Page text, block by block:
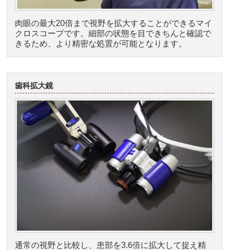
肉眼の最大20倍まで視野を拡大することができるマイ
クロスコープです。細部の状態を目できちんと確認で
きるため、より精密な処置が可能となります。
歯科拡大鏡
通常の視野と比較し、患部を3.6倍に拡大して捉え精